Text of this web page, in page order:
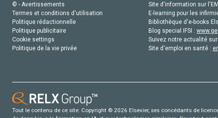
© - Avertissements
Termes et conditions d'utilisation
Politique rédactionnelle
Politique publicitaire
Cookie settings
Politique de la vie privée
Site d'information sur
E-learning pour les
Bibliothèque d'e-books
Blog special IFSI :
Suivez notre actualité
Site d'emploi en santé :
Tout le contenu de ce site: Copyright © 2026 Elsevier, ses concédants de